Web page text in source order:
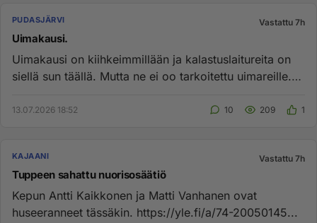
PUDASJÄRVI Vastattu 7h
Uimakausi.
Uimakausi on kiihkeimmillään ja kalastuslaitureita on
siellä sun täällä. Mutta ne ei oo tarkoitettu uimareille.
13.07.2026 18:52 10 209 1
KAJAANI Vastattu 7h
Tuppeen sahattu nuorisosäätiö
Kepun Antti Kaikkonen ja Matti Vanhanen ovat
huseeranneet tässäkin. https://yle.fi/a/74-20050145...